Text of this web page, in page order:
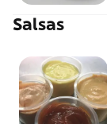
Salsas